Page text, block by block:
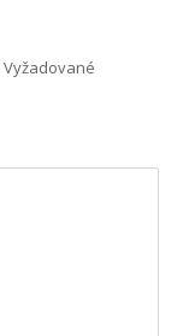
Vyžadované